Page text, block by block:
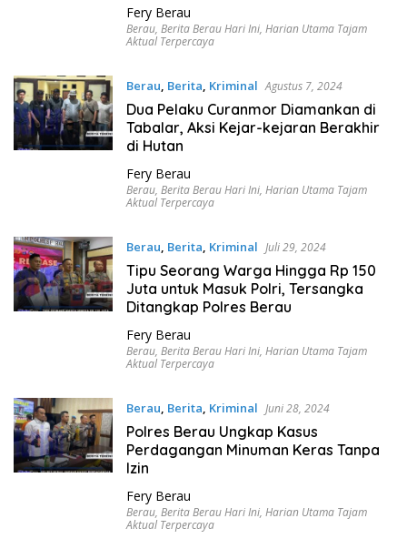
Fery Berau
Berau, Berita Berau Hari Ini, Harian Utama Tajam
Aktual Terpercaya
Berau Berita Kriminal Agustus 7, 2024
Dua Pelaku Curanmor Diamankan di
Tabalar, Aksi Kejar-kejaran Berakhir
di Hutan
Fery Berau
Berau, Berita Berau Hari Ini, Harian Utama Tajam
Aktual Terpercaya
Berau Berita Kriminal Juli 29, 2024
Tipu Seorang Warga Hingga Rp 150
Juta untuk Masuk Polri, Tersangka
Ditangkap Polres Berau
Fery Berau
Berau, Berita Berau Hari Ini, Harian Utama Tajam
Aktual Terpercaya
Berau Berita Kriminal Juni 28, 2024
Polres Berau Ungkap Kasus
Perdagangan Minuman Keras Tanpa
Izin
Fery Berau
Berau, Berita Berau Hari Ini, Harian Utama Tajam
Aktual Terpercaya